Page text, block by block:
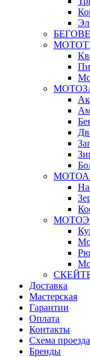
Доставка
Мастерская
Гарантии
Оплата
Контакты
Схема проезда
Бренды